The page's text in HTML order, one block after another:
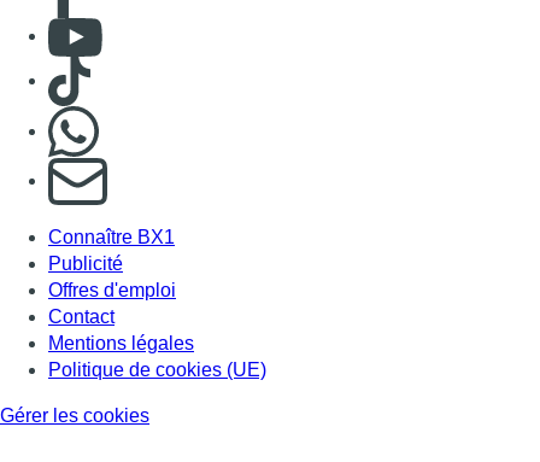
Consulter Youtube
Consulter TikTok
S'abonner à notre newsletter
Connaître BX1
Publicité
Offres d'emploi
Contact
Mentions légales
Politique de cookies (UE)
Gérer les cookies